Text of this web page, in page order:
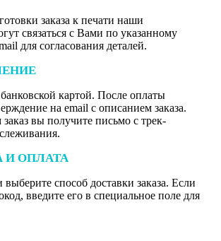
заказа к печати наши
связаться с Вами по указанному
для согласования деталей.
картой. После оплаты
на email с описанием заказа.
вы получите письмо с трек-
И ОПЛАТА
выберите способ доставки заказа. Если
введите его в специальное поле для